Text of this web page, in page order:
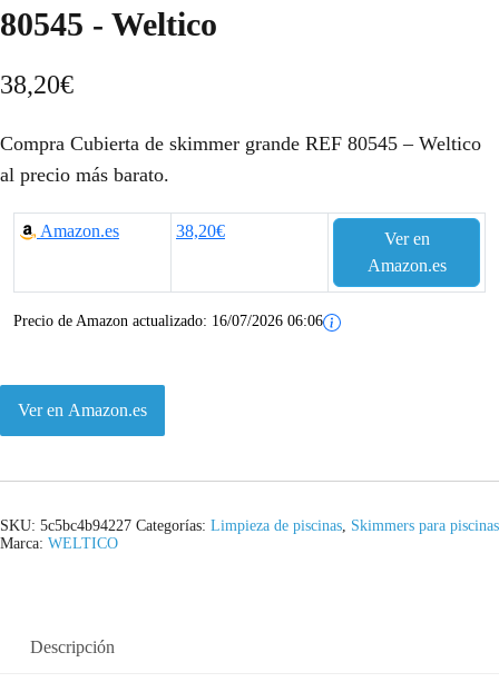
80545 - Weltico
38,20€
Compra Cubierta de skimmer grande REF 80545 – Weltico
al precio más barato.
Amazon.es 38,20€
Ver en
Amazon.es
Precio de Amazon actualizado: 16/07/2026 06:06
Ver en Amazon.es
SKU: 5c5bc4b94227 Categorías: Limpieza de piscinas, Skimmers para piscinas
Marca: WELTICO
Descripción